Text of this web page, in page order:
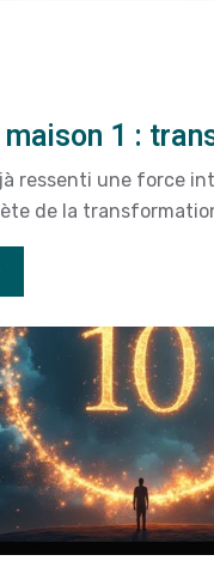
1 :
ressenti une force
de la